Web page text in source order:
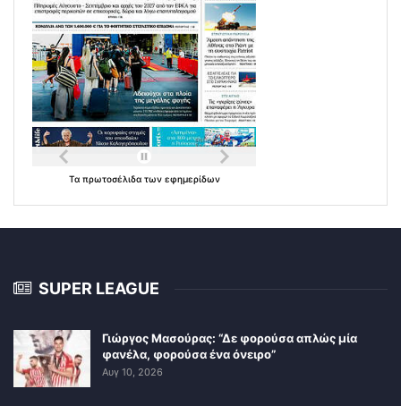
Τα πρωτοσέλιδα των εφημερίδων
SUPER LEAGUE
Γιώργος Μασούρας: “Δε φορούσα απλώς μία
φανέλα, φορούσα ένα όνειρο”
Αυγ 10, 2026